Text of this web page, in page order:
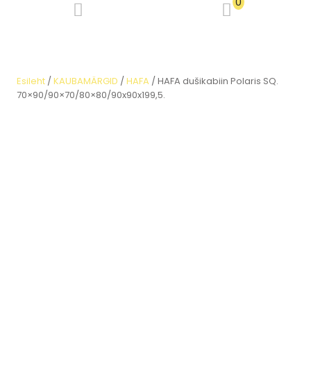
Esileht /KAUBAMÄRGID /HAFA / HAFA dušikabiin Polaris SQ.
70×90/90×70/80×80/90x90x199,5.